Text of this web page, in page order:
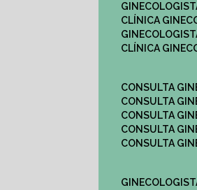
CLÍNICA
CLÍNICA
CONSULTA
CONSULTA
CONSULTA
CONSULTA
CONSULTA